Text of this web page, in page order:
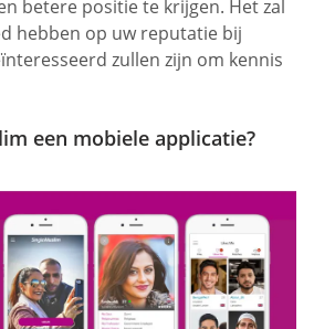
betere positie te krijgen. Het zal
hebben op uw reputatie bij
zullen zijn om kennis
een mobiele applicatie?